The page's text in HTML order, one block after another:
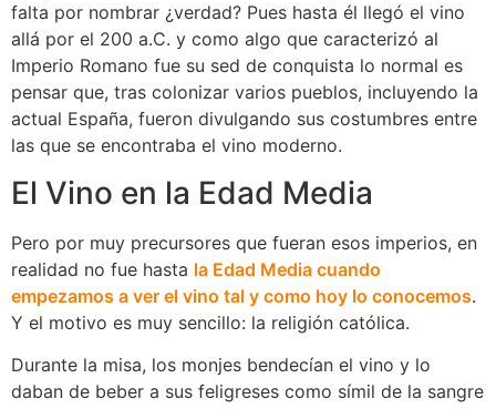
falta por nombrar ¿verdad? Pues hasta él llegó el vino
allá por el 200 a.C. y como algo que caracterizó al
Imperio Romano fue su sed de conquista lo normal es
pensar que, tras colonizar varios pueblos, incluyendo la
actual España, fueron divulgando sus costumbres entre
las que se encontraba el vino moderno.
El Vino en la Edad Media
Pero por muy precursores que fueran esos imperios, en
realidad no fue hasta la Edad Media cuando
empezamos a ver el vino tal y como hoy lo conocemos.
Y el motivo es muy sencillo: la religión católica.
Durante la misa, los monjes bendecían el vino y lo
daban de beber a sus feligreses como símil de la sangre